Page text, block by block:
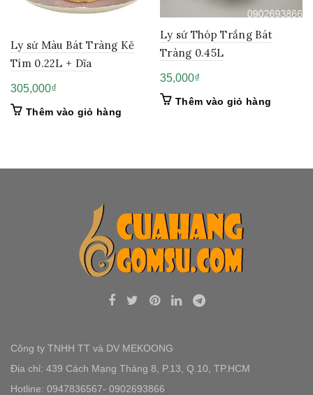
Ly sứ Màu Bát Tràng Kẻ
Tím 0.22L + Dĩa
305,000₫
Thêm vào giỏ hàng
Ly sứ Thóp Trắng Bát
Tràng 0.45L
35,000₫
Thêm vào giỏ hàng
Công ty TNHH TT và DV MEKOONG
Địa chỉ: 439 Cách Mạng Tháng 8, P.13, Q.10, TP.HCM
Hotline: 0947836567- 0902693866